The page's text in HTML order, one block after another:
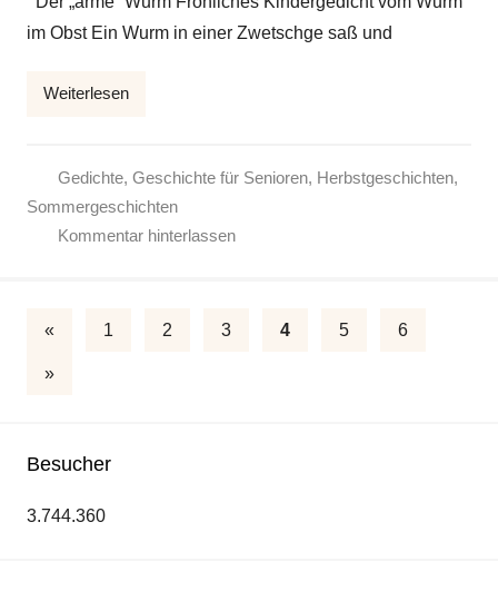
n
E
im Obst Ein Wurm in einer Zwetschge saß und
Weiterlesen
Gedichte, Geschichte für Senioren, Herbstgeschichten,
Sommergeschichten
Kommentar hinterlassen
Seitennummerierung
der
« Vorherige
1 2 3 4 5 6
Nächste
»
Besucher
3.744.360